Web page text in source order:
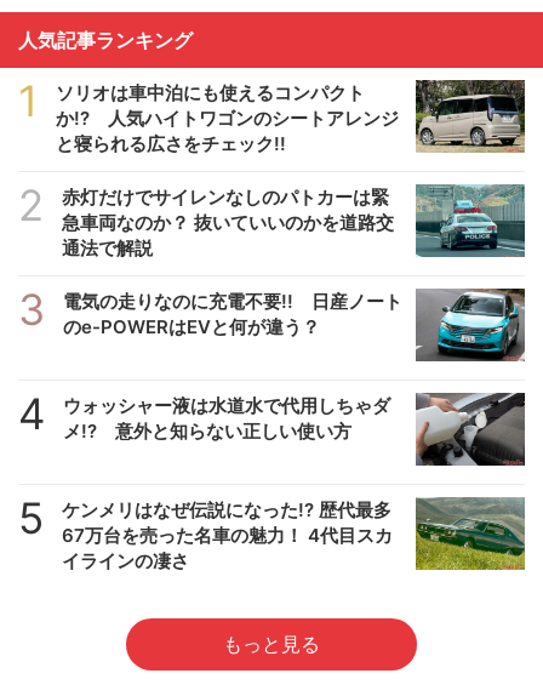
人気記事ランキング
1
ソリオは車中泊にも使えるコンパクト
か!? 人気ハイトワゴンのシートアレンジ
と寝られる広さをチェック!!
2
赤灯だけでサイレンなしのパトカーは緊
急車両なのか？ 抜いていいのかを道路交
通法で解説
3
電気の走りなのに充電不要!! 日産ノート
のe-POWERはEVと何が違う？
4
ウォッシャー液は水道水で代用しちゃダ
メ!? 意外と知らない正しい使い方
5
ケンメリはなぜ伝説になった!? 歴代最多
67万台を売った名車の魅力！ 4代目スカ
イラインの凄さ
もっと見る